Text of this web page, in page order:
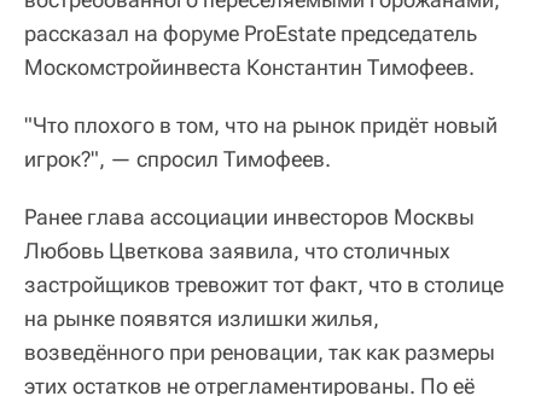
рассказал на форуме ProEstate председатель
Москомстройинвеста Константин Тимофеев.
"Что плохого в том, что на рынок придёт новый
игрок?", — спросил Тимофеев.
Ранее глава ассоциации инвесторов Москвы
Любовь Цветкова заявила, что столичных
застройщиков тревожит тот факт, что в столице
на рынке появятся излишки жилья,
возведённого при реновации, так как размеры
этих остатков не отрегламентированы. По её